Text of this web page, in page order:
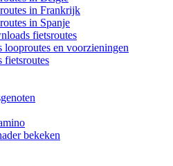
in Frankrijk
in Spanje
fietsroutes
looproutes en voorzieningen
fietsroutes
bekeken